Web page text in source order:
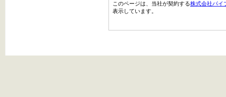
このページは、当社が契約する株式会社パイ
表示しています。